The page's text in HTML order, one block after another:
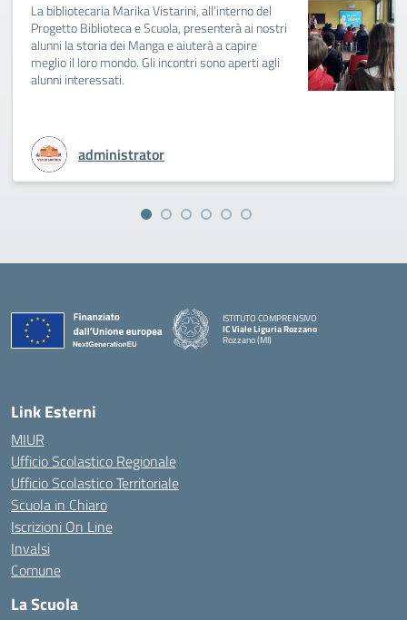
La bibliotecaria Marika Vistarini, all’interno del
Progetto Biblioteca e Scuola, presenterà ai nostri
alunni la storia dei Manga e aiuterà a capire
meglio il loro mondo. Gli incontri sono aperti agli
alunni interessati.
administrator
ISTITUTO COMPRENSIVO
IC Viale Liguria Rozzano
Rozzano (MI)
Link Esterni
MIUR
Ufficio Scolastico Regionale
Ufficio Scolastico Territoriale
Scuola in Chiaro
Iscrizioni On Line
Invalsi
Comune
La Scuola